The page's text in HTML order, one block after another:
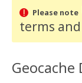
Please note
terms